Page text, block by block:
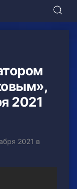
2021
2021 в